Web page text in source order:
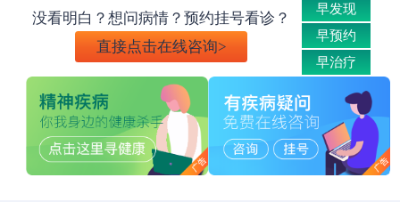
没看明白？想问病情？预约挂号看诊？
直接点击在线咨询>
早发现
早预约
早治疗